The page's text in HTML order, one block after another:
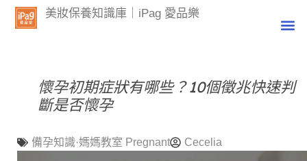
美妝保養知識庫｜iPag 愛品樂
懷孕初期症狀有哪些？10個徵兆快速判
斷是否懷孕
備孕知識·媽媽教室 Pregnant Cecelia